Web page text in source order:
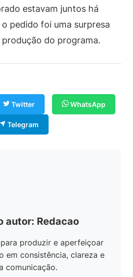
estavam juntos há
pedido foi uma surpresa
do programa.
Twitter WhatsApp
Telegram
autor: Redacao
produzir e aperfeiçoar
em consistência, clareza e
comunicação.